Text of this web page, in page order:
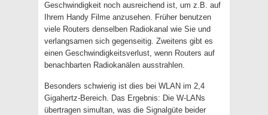
Geschwindigkeit noch ausreichend ist, um z.B. auf
Ihrem Handy Filme anzusehen. Früher benutzen
viele Routers denselben Radiokanal wie Sie und
verlangsamen sich gegenseitig. Zweitens gibt es
einen Geschwindigkeitsverlust, wenn Routers auf
benachbarten Radiokanälen ausstrahlen.
Besonders schwierig ist dies bei WLAN im 2,4
Gigahertz-Bereich. Das Ergebnis: Die W-LANs
übertragen simultan, was die Signalgüte beider